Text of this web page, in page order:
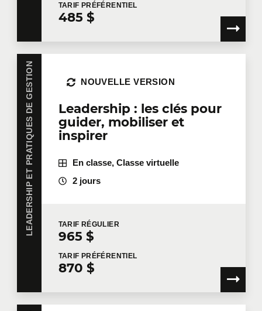
TARIF PRÉFÉRENTIEL
485 $
LEADERSHIP ET PRATIQUES DE GESTION
Leadership : les clés pour
guider, mobiliser et
inspirer
NOUVELLE VERSION
En classe, Classe virtuelle
2 jours
TARIF RÉGULIER
965 $
TARIF PRÉFÉRENTIEL
870 $